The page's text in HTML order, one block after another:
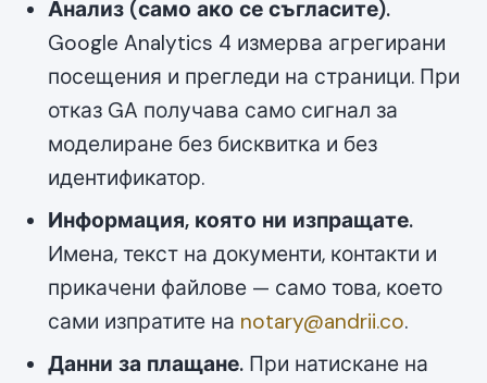
Анализ (само ако се съгласите).
Google Analytics 4 измерва агрегирани
посещения и прегледи на страници. При
отказ GA получава само сигнал за
моделиране без бисквитка и без
идентификатор.
Информация, която ни изпращате.
Имена, текст на документи, контакти и
прикачени файлове — само това, което
сами изпратите на notary@andrii.co.
Данни за плащане. При натискане на